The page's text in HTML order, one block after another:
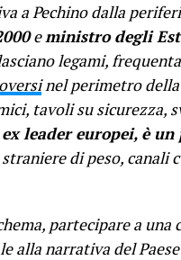
a Pechino dalla
eministro degli
legami,
nel perimetro della
tavoli su sicurezza,
leader europei, è
straniere di peso,
partecipare a
alla narrativa del